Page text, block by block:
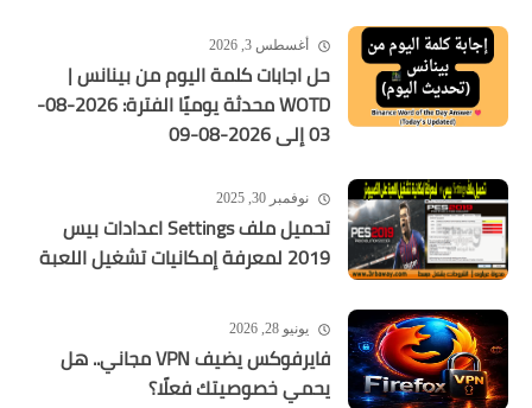
أغسطس 3, 2026
حل اجابات كلمة اليوم من بينانس |
WOTD محدثة يوميًا الفترة: 2026-08-
03 إلى 2026-08-09
نوفمبر 30, 2025
تحميل ملف Settings اعدادات بيس
2019 لمعرفة إمكانيات تشغيل اللعبة
يونيو 28, 2026
فايرفوكس يضيف VPN مجاني.. هل
يحمي خصوصيتك فعلًا؟